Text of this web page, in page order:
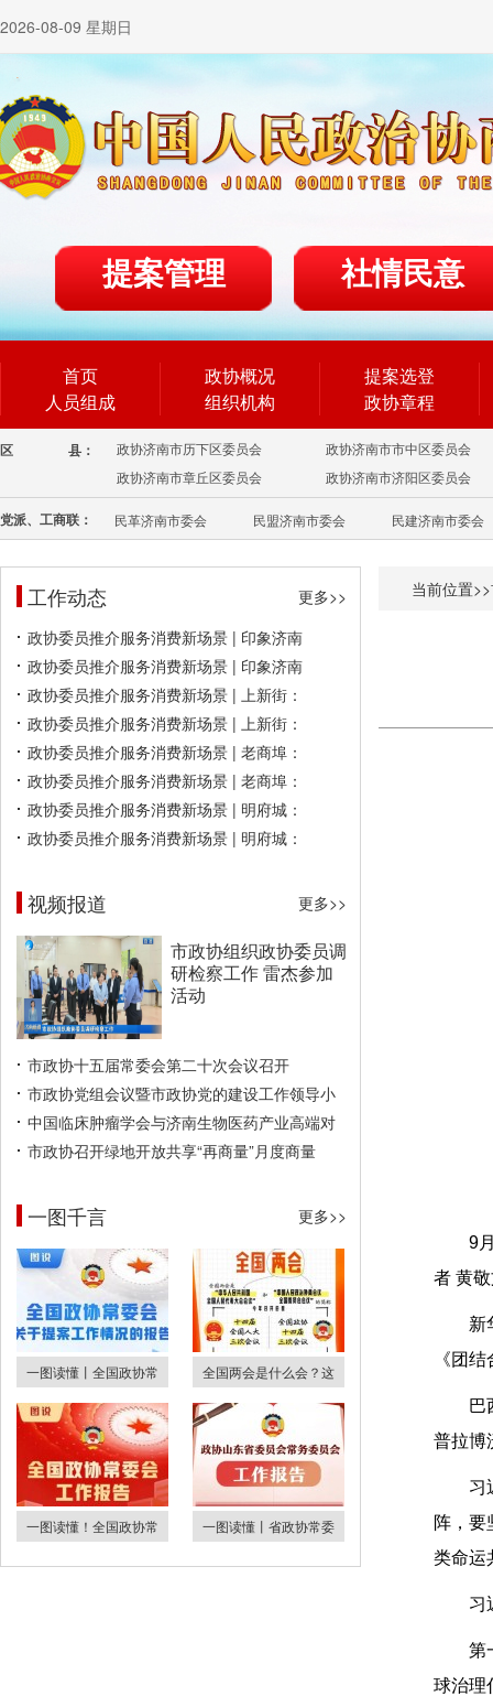
2026-08-09 星期日
提案管理 社情民意
首页
人员组成
政协概况
组织机构
提案选登
政协章程
区 县： 政协济南市历下区委员会
政协济南市市中区委员会
政协济南市章丘区委员会
政协济南市济阳区委员会
党派、工商联： 民革济南市委会 民盟济南市委会 民建济南市委会
工作动态
更多>>
政协委员推介服务消费新场景 | 印象济南
政协委员推介服务消费新场景 | 印象济南
政协委员推介服务消费新场景 | 上新街：
政协委员推介服务消费新场景 | 上新街：
政协委员推介服务消费新场景 | 老商埠：
政协委员推介服务消费新场景 | 老商埠：
政协委员推介服务消费新场景 | 明府城：
政协委员推介服务消费新场景 | 明府城：
视频报道 更多>>
市政协组织政协委员调
研检察工作 雷杰参加
活动
市政协十五届常委会第二十次会议召开
市政协党组会议暨市政协党的建设工作领导小
中国临床肿瘤学会与济南生物医药产业高端对
市政协召开绿地开放共享“再商量”月度商量
一图千言 更多>>
一图读懂丨全国政协常 全国两会是什么会？这
一图读懂！全国政协常 一图读懂丨省政协常委
当前位置>>
9
者 黄
新
《团
巴
普拉博
习
阵，要
类命运
习
第
球治理